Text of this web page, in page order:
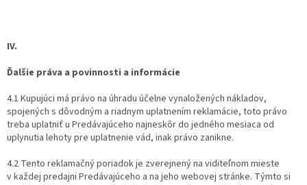
IV.
Ďalšie práva a povinnosti a informácie
4.1 Kupujúci má právo na úhradu účelne vynaložených nákladov,
spojených s dôvodným a riadnym uplatnením reklamácie, toto právo
treba uplatniť u Predávajúceho najneskôr do jedného mesiaca od
uplynutia lehoty pre uplatnenie vád, inak právo zanikne.
4.2 Tento reklamačný poriadok je zverejnený na viditeľnom mieste
v každej predajni Predávajúceho a na jeho webovej stránke. Týmto si